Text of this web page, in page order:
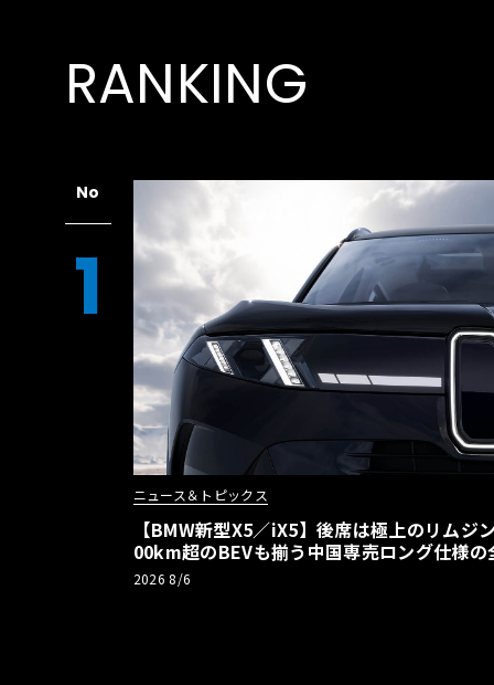
RANKING
No
1
ニュース＆トピックス
【BMW新型X5／iX5】後席は極上のリムジ
00km超のBEVも揃う中国専売ロング仕様の
2026 8/6